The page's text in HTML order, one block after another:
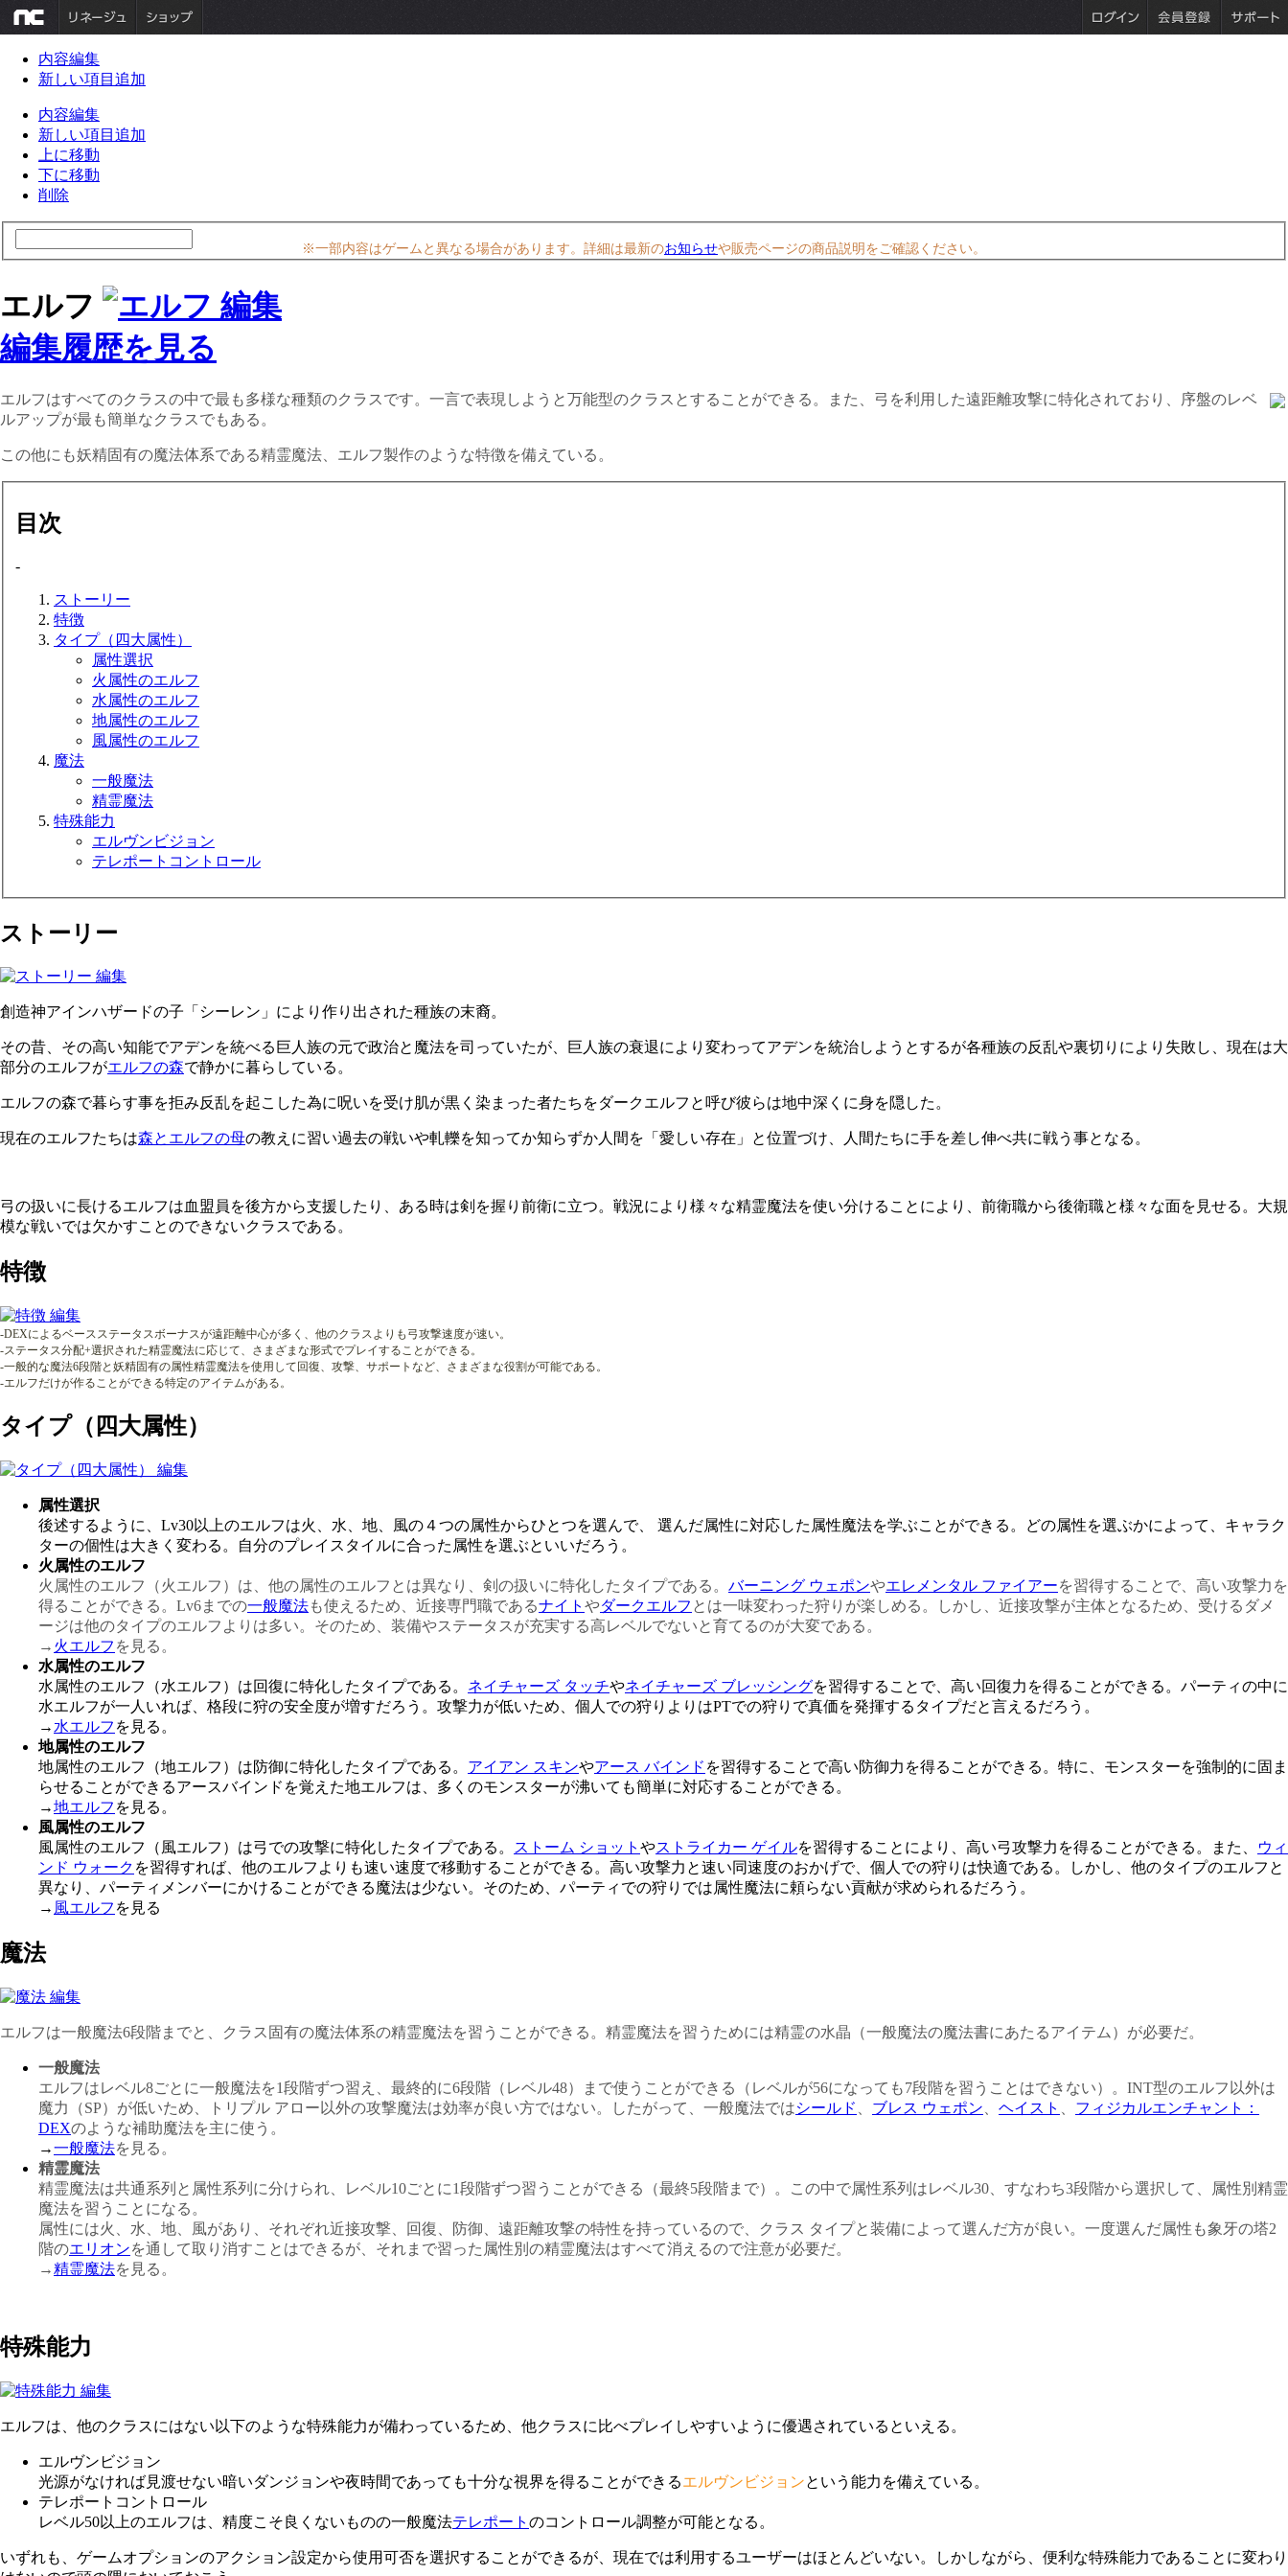
内容編集
新しい項目追加
内容編集
新しい項目追加
上に移動
下に移動
削除
※一部内容はゲームと異なる場合があります。詳細は最新のお知らせや販売ページの商品説明をご確認ください。
エルフ
編集履歴を見る
エルフはすべてのクラスの中で最も多様な種類のクラスです。一言で表現しようと万能型のクラスとすることができる。また、弓を利用した遠距離攻撃に特化されており、序盤のレベ
ルアップが最も簡単なクラスでもある。
この他にも妖精固有の魔法体系である精霊魔法、エルフ製作のような特徴を備えている。
目次
-
ストーリー
特徴
タイプ（四大属性）
属性選択
火属性のエルフ
水属性のエルフ
地属性のエルフ
風属性のエルフ
魔法
一般魔法
精霊魔法
特殊能力
エルヴンビジョン
テレポートコントロール
ストーリー
創造神アインハザードの子「シーレン」により作り出された種族の末裔。
その昔、その高い知能でアデンを統べる巨人族の元で政治と魔法を司っていたが、巨人族の衰退により変わってアデンを統治しようとするが各種族の反乱や裏切りにより失敗し、現在は大
部分のエルフがエルフの森で静かに暮らしている。
エルフの森で暮らす事を拒み反乱を起こした為に呪いを受け肌が黒く染まった者たちをダークエルフと呼び彼らは地中深くに身を隠した。
現在のエルフたちは森とエルフの母の教えに習い過去の戦いや軋轢を知ってか知らずか人間を「愛しい存在」と位置づけ、人間たちに手を差し伸べ共に戦う事となる。
弓の扱いに長けるエルフは血盟員を後方から支援したり、ある時は剣を握り前衛に立つ。戦況により様々な精霊魔法を使い分けることにより、前衛職から後衛職と様々な面を見せる。大規
模な戦いでは欠かすことのできないクラスである。
特徴
-DEXによるベースステータスボーナスが遠距離中心が多く、他のクラスよりも弓攻撃速度が速い。
-ステータス分配+選択された精霊魔法に応じて、さまざまな形式でプレイすることができる。
-一般的な魔法6段階と妖精固有の属性精霊魔法を使用して回復、攻撃、サポートなど、さまざまな役割が可能である。
-エルフだけが作ることができる特定のアイテムがある。
タイプ（四大属性）
属性選択
後述するように、Lv30以上のエルフは火、水、地、風の４つの属性からひとつを選んで、 選んだ属性に対応した属性魔法を学ぶことができる。どの属性を選ぶかによって、キャラク
ターの個性は大きく変わる。自分のプレイスタイルに合った属性を選ぶといいだろう。
火属性のエルフ
火属性のエルフ（火エルフ）は、他の属性のエルフとは異なり、剣の扱いに特化したタイプである。 バーニング ウェポンやエレメンタル ファイアーを習得することで、高い攻撃力を
得ることができる。Lv6までの一般魔法も使えるため、近接専門職であるナイト やダークエルフ とは一味変わった狩りが楽しめる。しかし、近接攻撃が主体となるため、受けるダメ
ージは他のタイプのエルフよりは多い。そのため、装備やステータスが充実する高レベルでないと育てるのが大変である。
→ 火エルフ を見る。
水属性のエルフ
水属性のエルフ（水エルフ）は回復に特化したタイプである。 ネイチャーズ タッチやネイチャーズ ブレッシングを習得することで、高い回復力を得ることができる。パーティの中に
水エルフが一人いれば、格段に狩の安全度が増すだろう。攻撃力が低いため、個人での狩りよりはPTでの狩りで真価を発揮するタイプだと言えるだろう。
→ 水エルフ を見る。
地属性のエルフ
地属性のエルフ（地エルフ）は防御に特化したタイプである。 アイアン スキンやアース バインド を習得することで高い防御力を得ることができる。特に、モンスターを強制的に固ま
らせることができるアースバインドを覚えた地エルフは、多くのモンスターが沸いても簡単に対応することができる。
→地エルフ を見る。
風属性のエルフ
風属性のエルフ（風エルフ）は弓での攻撃に特化したタイプである。
ストーム ショット やストライカー ゲイルを習得することにより、高い弓攻撃力を得ることができる。また、
ウィ
ンド ウォーク を習得すれば、他のエルフよりも速い速度で移動することができる。高い攻撃力と速い同速度のおかげで、個人での狩りは快適である。しかし、他のタイプのエルフと
異なり、パーティメンバーにかけることができる魔法は少ない。そのため、パーティでの狩りでは属性魔法に頼らない貢献が求められるだろう。
→ 風エルフ を見る
魔法
エルフは一般魔法6段階までと、クラス固有の魔法体系の精霊魔法を習うことができる。精霊魔法を習うためには精霊の水晶（一般魔法の魔法書にあたるアイテム）が必要だ。
一般魔法
エルフはレベル8ごとに一般魔法を1段階ずつ習え、最終的に6段階（レベル48）まで使うことができる（レベルが56になっても7段階を習うことはできない）。INT型のエルフ以外は
魔力（SP）が低いため、トリプル アロー以外の攻撃魔法は効率が良い方ではない。したがって、一般魔法ではシールド ブレス ウェポン ヘイスト
フィジカルエンチャント：
DEXのような補助魔法を主に使う。
→一般魔法を見る。
精霊魔法
精霊魔法は共通系列と属性系列に分けられ、レベル10ごとに1段階ずつ習うことができる（最終5段階まで）。この中で属性系列はレベル30、すなわち3段階から選択して、属性別精霊
魔法を習うことになる。
属性には火、水、地、風があり、それぞれ近接攻撃、回復、防御、遠距離攻撃の特性を持っているので、クラス タイプと装備によって選んだ方が良い。一度選んだ属性も象牙の塔2
階のエリオンを通して取り消すことはできるが、それまで習った属性別の精霊魔法はすべて消えるので注意が必要だ。
→精霊魔法を見る。
特殊能力
エルフは、他のクラスにはない以下のような特殊能力が備わっているため、他クラスに比べプレイしやすいように優遇されているといえる。
エルヴンビジョン
光源がなければ見渡せない暗いダンジョンや夜時間であっても十分な視界を得ることができるエルヴンビジョンという能力を備えている。
テレポートコントロール
レベル50以上のエルフは、精度こそ良くないものの一般魔法テレポート のコントロール調整が可能となる。
いずれも、ゲームオプションのアクション設定から使用可否を選択することができるが、現在では利用するユーザーはほとんどいない。しかしながら、便利な特殊能力であることに変わり